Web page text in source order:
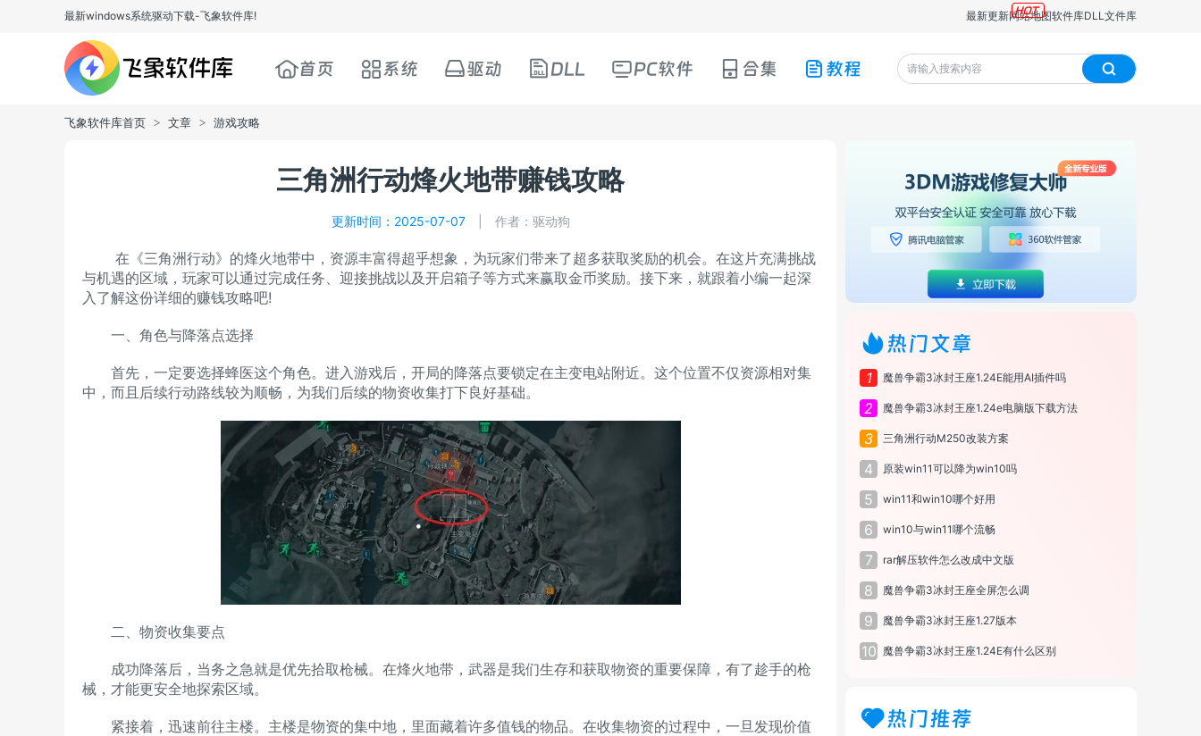
最新windows系统驱动下载-飞象软件库! 最新更新网站地图软件库DLL文件库
首页 系统 驱动 DLL PC软件 合集 教程
飞象软件库首页 > 文章 > 游戏攻略
三角洲行动烽火地带赚钱攻略
更新时间：2025-07-07 作者：驱动狗
在《三角洲行动》的烽火地带中，资源丰富得超乎想象，为玩家们带来了超多获取奖励的机会。在这片充满挑战
与机遇的区域，玩家可以通过完成任务、迎接挑战以及开启箱子等方式来赢取金币奖励。接下来，就跟着小编一起深
入了解这份详细的赚钱攻略吧!
一、角色与降落点选择
首先，一定要选择蜂医这个角色。进入游戏后，开局的降落点要锁定在主变电站附近。这个位置不仅资源相对集
中，而且后续行动路线较为顺畅，为我们后续的物资收集打下良好基础。
二、物资收集要点
成功降落后，当务之急就是优先拾取枪械。在烽火地带，武器是我们生存和获取物资的重要保障，有了趁手的枪
械，才能更安全地探索区域。
紧接着，迅速前往主楼。主楼是物资的集中地，里面藏着许多值钱的物品。在收集物资的过程中，一旦发现价值
热门文章
1 魔兽争霸3冰封王座1.24E能用AI插件吗
2 魔兽争霸3冰封王座1.24e电脑版下载方法
3 三角洲行动M250改装方案
4 原装win11可以降为win10吗
5 win11和win10哪个好用
6 win10与win11哪个流畅
7 rar解压软件怎么改成中文版
8 魔兽争霸3冰封王座全屏怎么调
9 魔兽争霸3冰封王座1.27版本
10 魔兽争霸3冰封王座1.24E有什么区别
热门推荐